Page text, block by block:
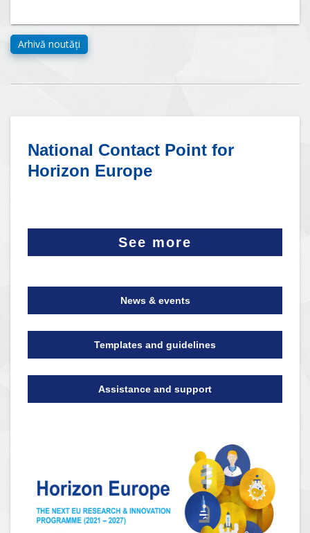
National Contact Point for
Horizon Europe
See more
News & events
Templates and guidelines
Assistance and support